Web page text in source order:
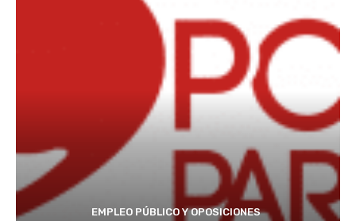
EMPLEO PÚBLICO Y OPOSICIONES